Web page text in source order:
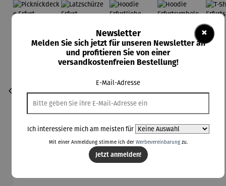
×
Newsletter
Melden Sie sich jetzt für unseren Newsletter an
und profitieren Sie von einer
versandkostenfreien Bestellung!
E-Mail-Adresse
Ich interessiere mich am meisten für
Mit einer Anmeldung stimme ich der Werbevereinbarungzu.
Jetzt anmelden!